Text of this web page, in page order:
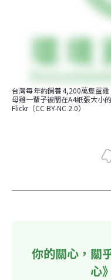
台灣每年約飼養4,200萬隻蛋
母雞一輩子被關在A4紙張大小
Flickr（CC BY-NC 2.0）
你的關心，關
心